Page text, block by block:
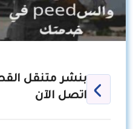
اتصل الآن